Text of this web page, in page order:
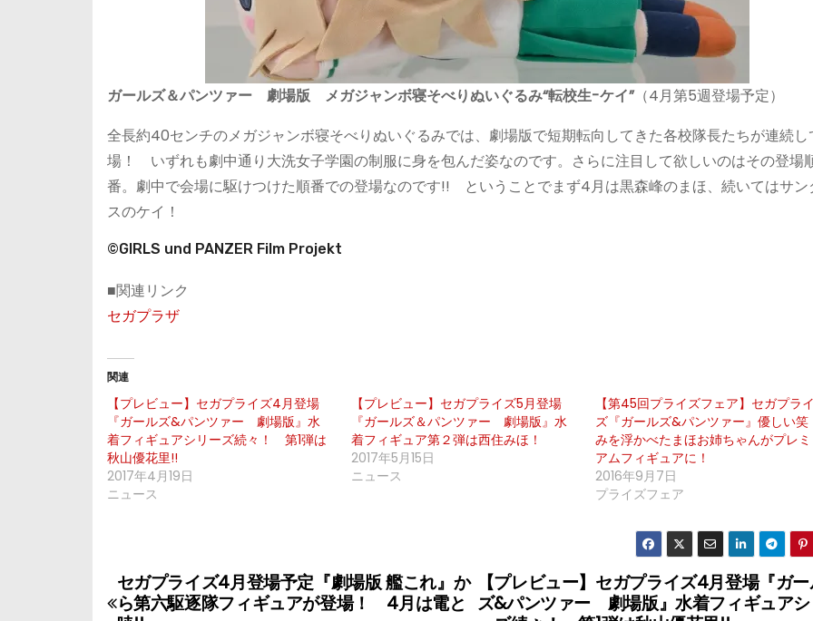
ガールズ＆パンツァー 劇場版 メガジャンボ寝そべりぬいぐるみ“転校生-ケイ”（4月第5週登場予定）
全長約40センチのメガジャンボ寝そべりぬいぐるみでは、劇場版で短期転向してきた各校隊長たちが連続し
場！ いずれも劇中通り大洗女子学園の制服に身を包んだ姿なのです。さらに注目して欲しいのはその登場
番。劇中で会場に駆けつけた順番での登場なのです!! ということでまず4月は黒森峰のまほ、続いてはサン
スのケイ！
©GIRLS und PANZER Film Projekt
■関連リンク
セガプラザ
関連
【プレビュー】セガプライズ4月登場
『ガールズ&パンツァー 劇場版』水
着フィギュアシリーズ続々！ 第1弾は
秋山優花里!!
2017年4月19日
ニュース
【プレビュー】セガプライズ5月登場
『ガールズ＆パンツァー 劇場版』水
着フィギュア第２弾は西住みほ！
2017年5月15日
ニュース
【第45回プライズフェア】セガプラ
ズ『ガールズ&パンツァー』優しい笑
みを浮かべたまほお姉ちゃんがプレミ
アムフィギュアに！
2016年9月7日
プライズフェア
投
【プレビュー】セガプライズ4月登場『ガ
ズ&パンツァー 劇場版』水着フィギュア
セガプライズ4月登場予定『劇場版 艦これ』か
ら第六駆逐隊フィギュアが登場！ 4月は電と